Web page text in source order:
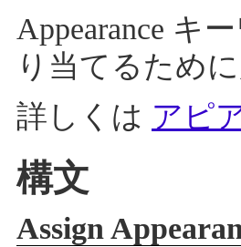
Appearance キ
り当てるため
詳しくは アピ
構文
Assign